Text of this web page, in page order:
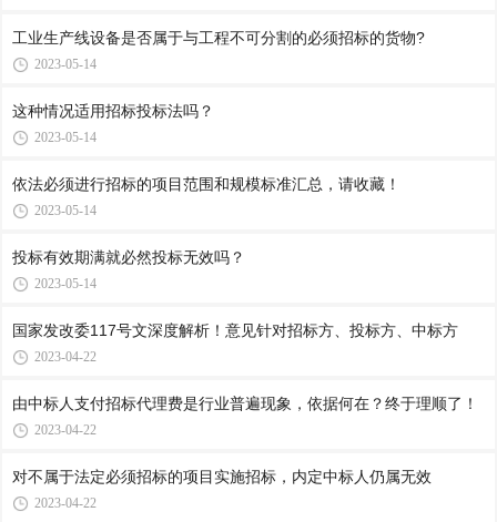
工业生产线设备是否属于与工程不可分割的必须招标的货物?
2023-05-14
这种情况适用招标投标法吗？
2023-05-14
依法必须进行招标的项目范围和规模标准汇总，请收藏！
2023-05-14
投标有效期满就必然投标无效吗？
2023-05-14
国家发改委117号文深度解析！意见针对招标方、投标方、中标方
2023-04-22
由中标人支付招标代理费是行业普遍现象，依据何在？终于理顺了！
2023-04-22
对不属于法定必须招标的项目实施招标，内定中标人仍属无效
2023-04-22